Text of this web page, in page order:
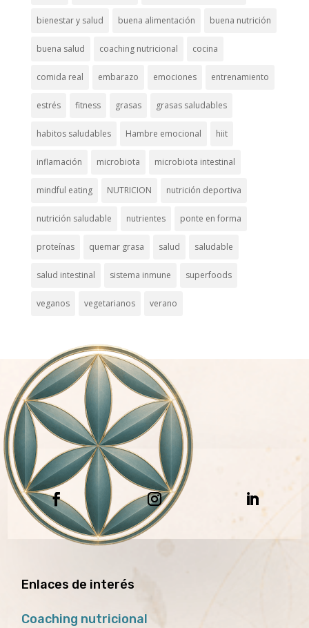
bienestar y salud buena alimentación buena nutrición
buena salud coaching nutricional cocina
comida real embarazo emociones entrenamiento
estrés fitness grasas grasas saludables
habitos saludables Hambre emocional hiit
inflamación microbiota microbiota intestinal
mindful eating NUTRICION nutrición deportiva
nutrición saludable nutrientes ponte en forma
proteínas quemar grasa salud saludable
salud intestinal sistema inmune superfoods
veganos vegetarianos verano
Enlaces de interés
Coaching nutricional